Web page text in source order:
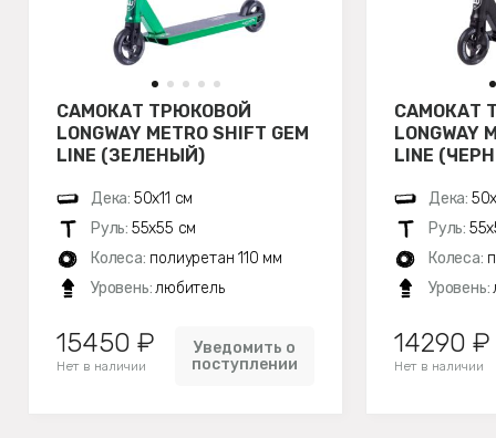
САМОКАТ ТРЮКОВОЙ
LONGWAY METRO SHIFT GEM
LINE (ЗЕЛЕНЫЙ)
Дека: 50х11 см
Руль: 55х55 см
Колеса: полиуретан 110 мм
Уровень:любитель
15450 ₽
Нет в наличии
Уведомить о
поступлении
САМОКАТ
LONGWAY
LINE
Дека:
Руль:
Колеса:
Уровень:
14290 ₽
Нет в наличии